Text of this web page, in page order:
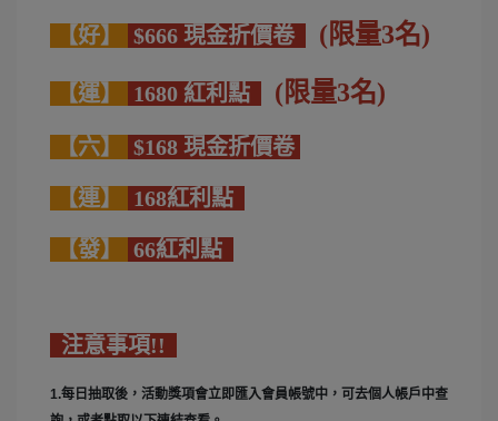
【好】 $666 現金折價卷 (限量3名)
【運】 1680 紅利點 (限量3名)
【六】 $168 現金折價卷
【連】 168紅利點
【發】 66紅利點
注意事項!!
1.每日抽取後，活動獎項會立即匯入會員帳號中，可去個人帳戶中查